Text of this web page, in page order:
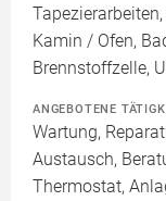
Kamin / Ofen,
Brennstoffzelle,
ANGEBOTENE
Wartung,
Austausch,
Thermostat,